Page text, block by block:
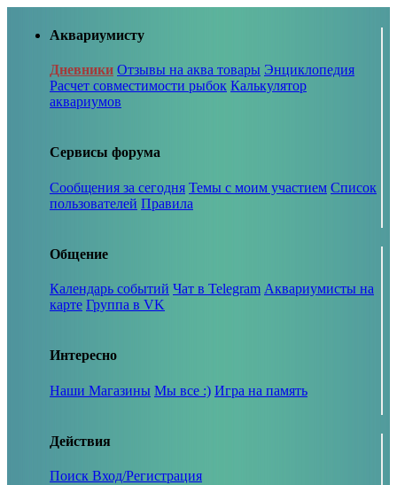
Аквариумисту
Дневники Отзывы на аква товары Энциклопедия
Расчет совместимости рыбок Калькулятор
аквариумов
Сервисы форума
Сообщения за сегодня Темы с моим участием Список
пользователей Правила
Общение
Календарь событий Чат в Telegram Аквариумисты на
карте Группа в VK
Интересно
Наши Магазины Мы все :) Игра на память
Действия
Поиск Вход/Регистрация